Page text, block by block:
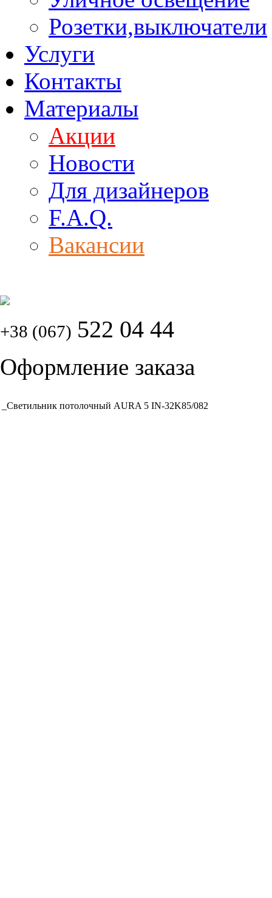
Розетки,выключатели
Услуги
Контакты
Материалы
Акции
Новости
Для дизайнеров
F.A.Q.
Вакансии
+38 (067) 522 04 44
Оформление заказа
_Светильник потолочный AURA 5 IN-32K85/082